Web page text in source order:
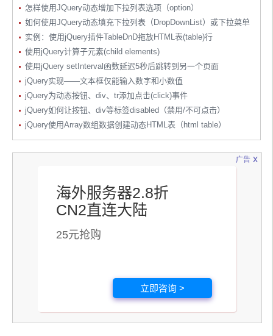
怎样使用JQuery动态增加下拉列表选项（option）
如何使用JQuery动态填充下拉列表（DropDownList）或下拉菜单
实例：使用jQuery插件TableDnD拖放HTML表(table)行
使用jQuery计算子元素(child elements)
使用jQuery setInterval函数延迟5秒后跳转到另一个页面
jQuery实现——文本框仅能输入数字和小数值
jQuery为动态按钮、div、tr添加点击(click)事件
jQuery如何让按钮、div等标签disabled（禁用/不可点击）
jQuery使用Array数组数据创建动态HTML表（html table）
广告
海外服务器2.8折
CN2直连大陆
25元抢购
立即咨询 >
x